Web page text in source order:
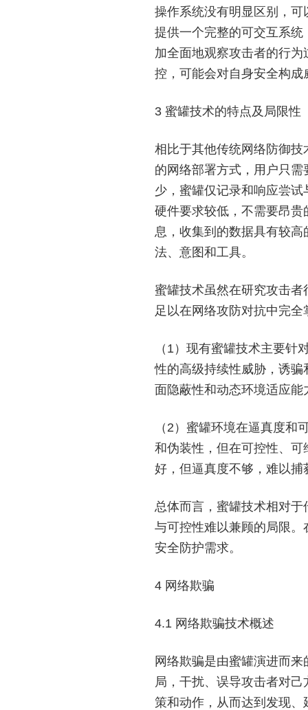
操作系统没有明显区别，
提供一个完整的可交互系
加全面地观察攻击者的行
控，可能会对自身安全构
3 蜜罐技术的特点及局限性
相比于其他传统网络防御
的网络部署方式，用户只
少，蜜罐仅记录和响应尝
硬件要求较低，不需要昂
息，收集到的数据具有较
法、意图和工具。
蜜罐技术虽然在研究攻击
足以在网络攻防对抗中完
（1）现有蜜罐技术主要
性的高级持续性威胁，诱
面隐蔽性和动态环境适应
（2）蜜罐环境在逼真度
和伪装性，但在可控性、
好，但逼真度不够，难以
总体而言，蜜罐技术相对
与可控性难以兼顾的局限
安全防护需求。
4 网络欺骗
4.1 网络欺骗技术概述
网络欺骗是由蜜罐演进而
局，干扰、误导攻击者对
策和动作，从而达到发现